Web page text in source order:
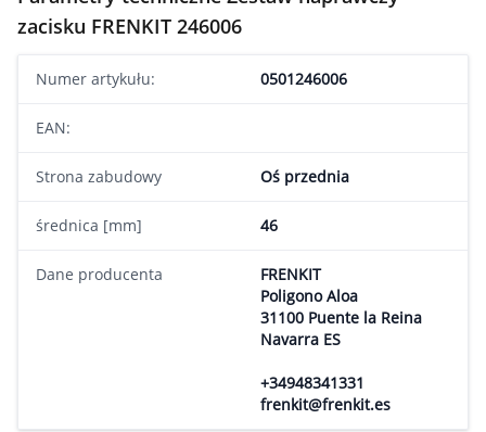
zacisku FRENKIT 246006
Numer artykułu: 0501246006
EAN:
Strona zabudowy Oś przednia
średnica [mm] 46
Dane producenta
FRENKIT
Poligono Aloa
31100 Puente la Reina
Navarra ES
+34948341331
frenkit@frenkit.es